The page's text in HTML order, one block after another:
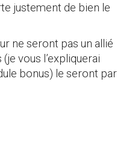
justement de bien le
ne seront pas un allié
vous l’expliquerai
bonus) le seront par